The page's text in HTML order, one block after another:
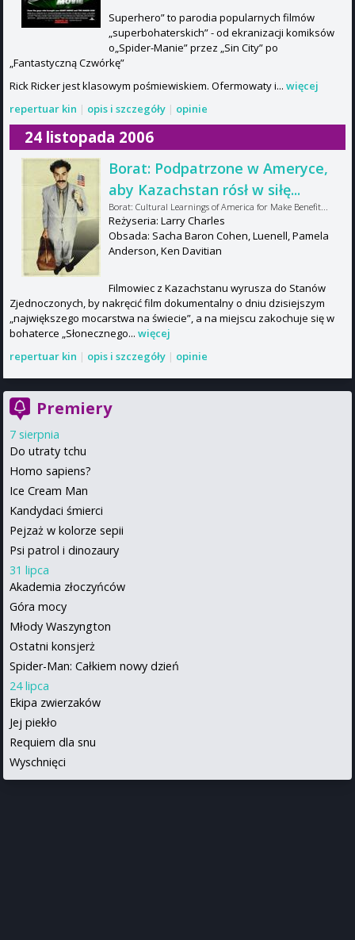
Superhero” to parodia popularnych filmów
„superbohaterskich” - od ekranizacji komiksów
o„Spider-Manie” przez „Sin City” po
„Fantastyczną Czwórkę”
Rick Ricker jest klasowym pośmiewiskiem. Ofermowaty i... więcej
repertuar kin | opis i szczegóły | opinie
24 listopada 2006
Borat: Podpatrzone w Ameryce,
aby Kazachstan rósł w siłę...
Borat: Cultural Learnings of America for Make Benefit...
Reżyseria: Larry Charles
Obsada: Sacha Baron Cohen, Luenell, Pamela
Anderson, Ken Davitian
Filmowiec z Kazachstanu wyrusza do Stanów
Zjednoczonych, by nakręcić film dokumentalny o dniu dzisiejszym
„największego mocarstwa na świecie”, a na miejscu zakochuje się w
bohaterce „Słonecznego... więcej
repertuar kin | opis i szczegóły | opinie
Premiery
7 sierpnia
Do utraty tchu
Homo sapiens?
Ice Cream Man
Kandydaci śmierci
Pejzaż w kolorze sepii
Psi patrol i dinozaury
31 lipca
Akademia złoczyńców
Góra mocy
Młody Waszyngton
Ostatni konsjerż
Spider-Man: Całkiem nowy dzień
24 lipca
Ekipa zwierzaków
Jej piekło
Requiem dla snu
Wyschnięci